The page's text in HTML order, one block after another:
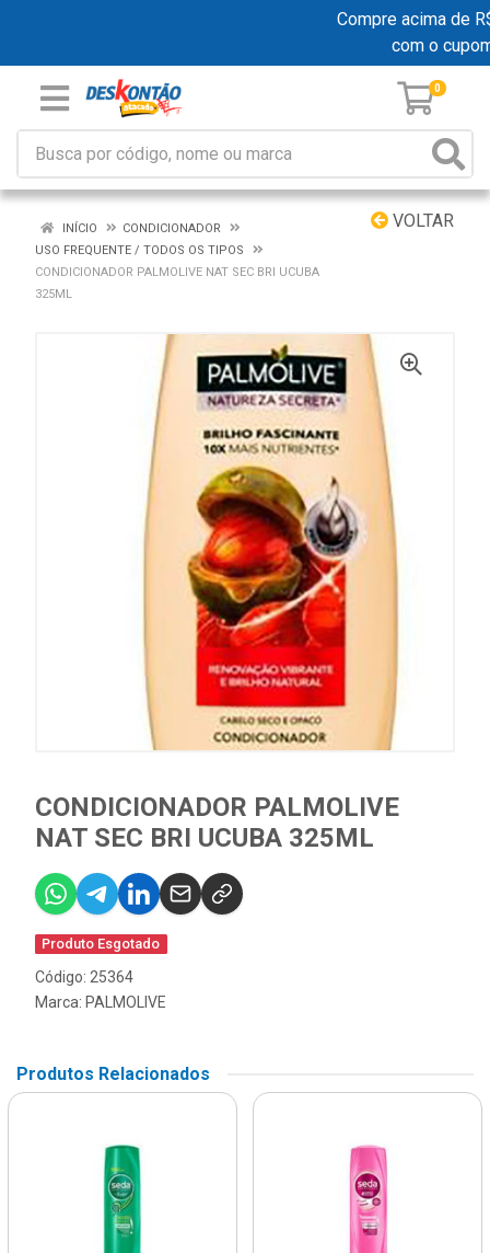
Compre acima de
com o
0
VOLTAR
INÍCIO
CONDICIONADOR
USO FREQUENTE / TODOS OS TIPOS
CONDICIONADOR PALMOLIVE NAT SEC BRI UCUBA
325ML
CONDICIONADOR PALMOLIVE
NAT SEC BRI UCUBA 325ML
Produto Esgotado
Código: 25364
Marca: PALMOLIVE
Produtos Relacionados